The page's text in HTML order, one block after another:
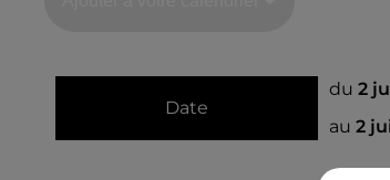
Date
du2
au2